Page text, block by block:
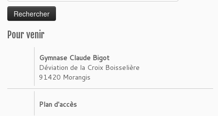
Pour venir
Gymnase Claude Bigot
Déviation de la Croix Boisselière
91420 Morangis
Plan d'accès